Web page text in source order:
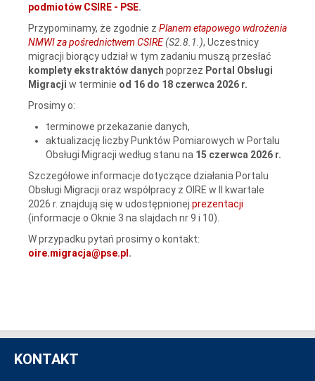
podmiotów CSIRE - PSE.
Przypominamy, że zgodnie z Planem etapowego wdrożenia
NMWI za pośrednictwem CSIRE(S2.8.1.), Uczestnicy
migracji biorący udział w tym zadaniu muszą przesłać
komplety ekstraktów danych poprzez Portal Obsługi
Migracji w terminie od 16 do 18 czerwca 2026 r.
Prosimy o:
terminowe przekazanie danych,
aktualizację liczby Punktów Pomiarowych w Portalu
Obsługi Migracji według stanu na 15 czerwca 2026 r.
Szczegółowe informacje dotyczące działania Portalu
Obsługi Migracji oraz współpracy z OIRE w II kwartale
2026 r. znajdują się w udostępnionej prezentacji
(informacje o Oknie 3 na slajdach nr 9 i 10).
W przypadku pytań prosimy o kontakt:
oire.migracja@pse.pl .
KONTAKT